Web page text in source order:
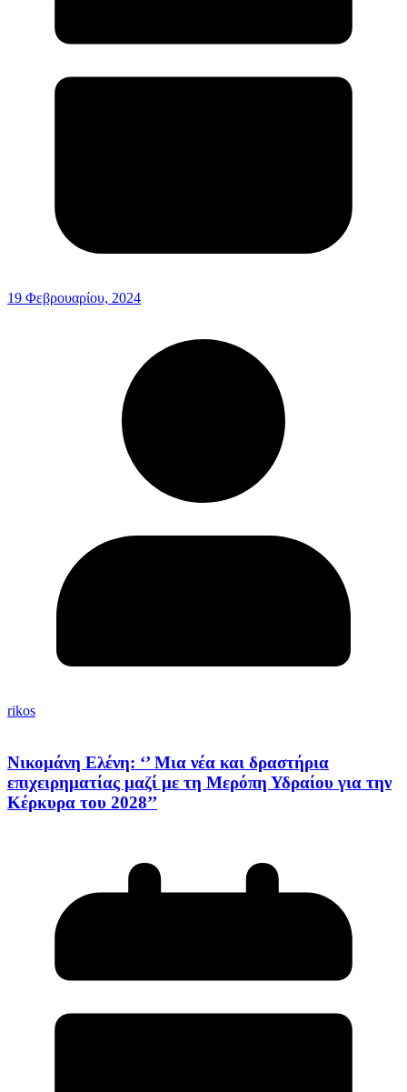
19 Φεβρουαρίου, 2024
rikos
Νικομάνη Ελένη: ‘’ Μια νέα και δραστήρια
επιχειρηματίας μαζί με τη Μερόπη Υδραίου για την
Κέρκυρα του 2028’’